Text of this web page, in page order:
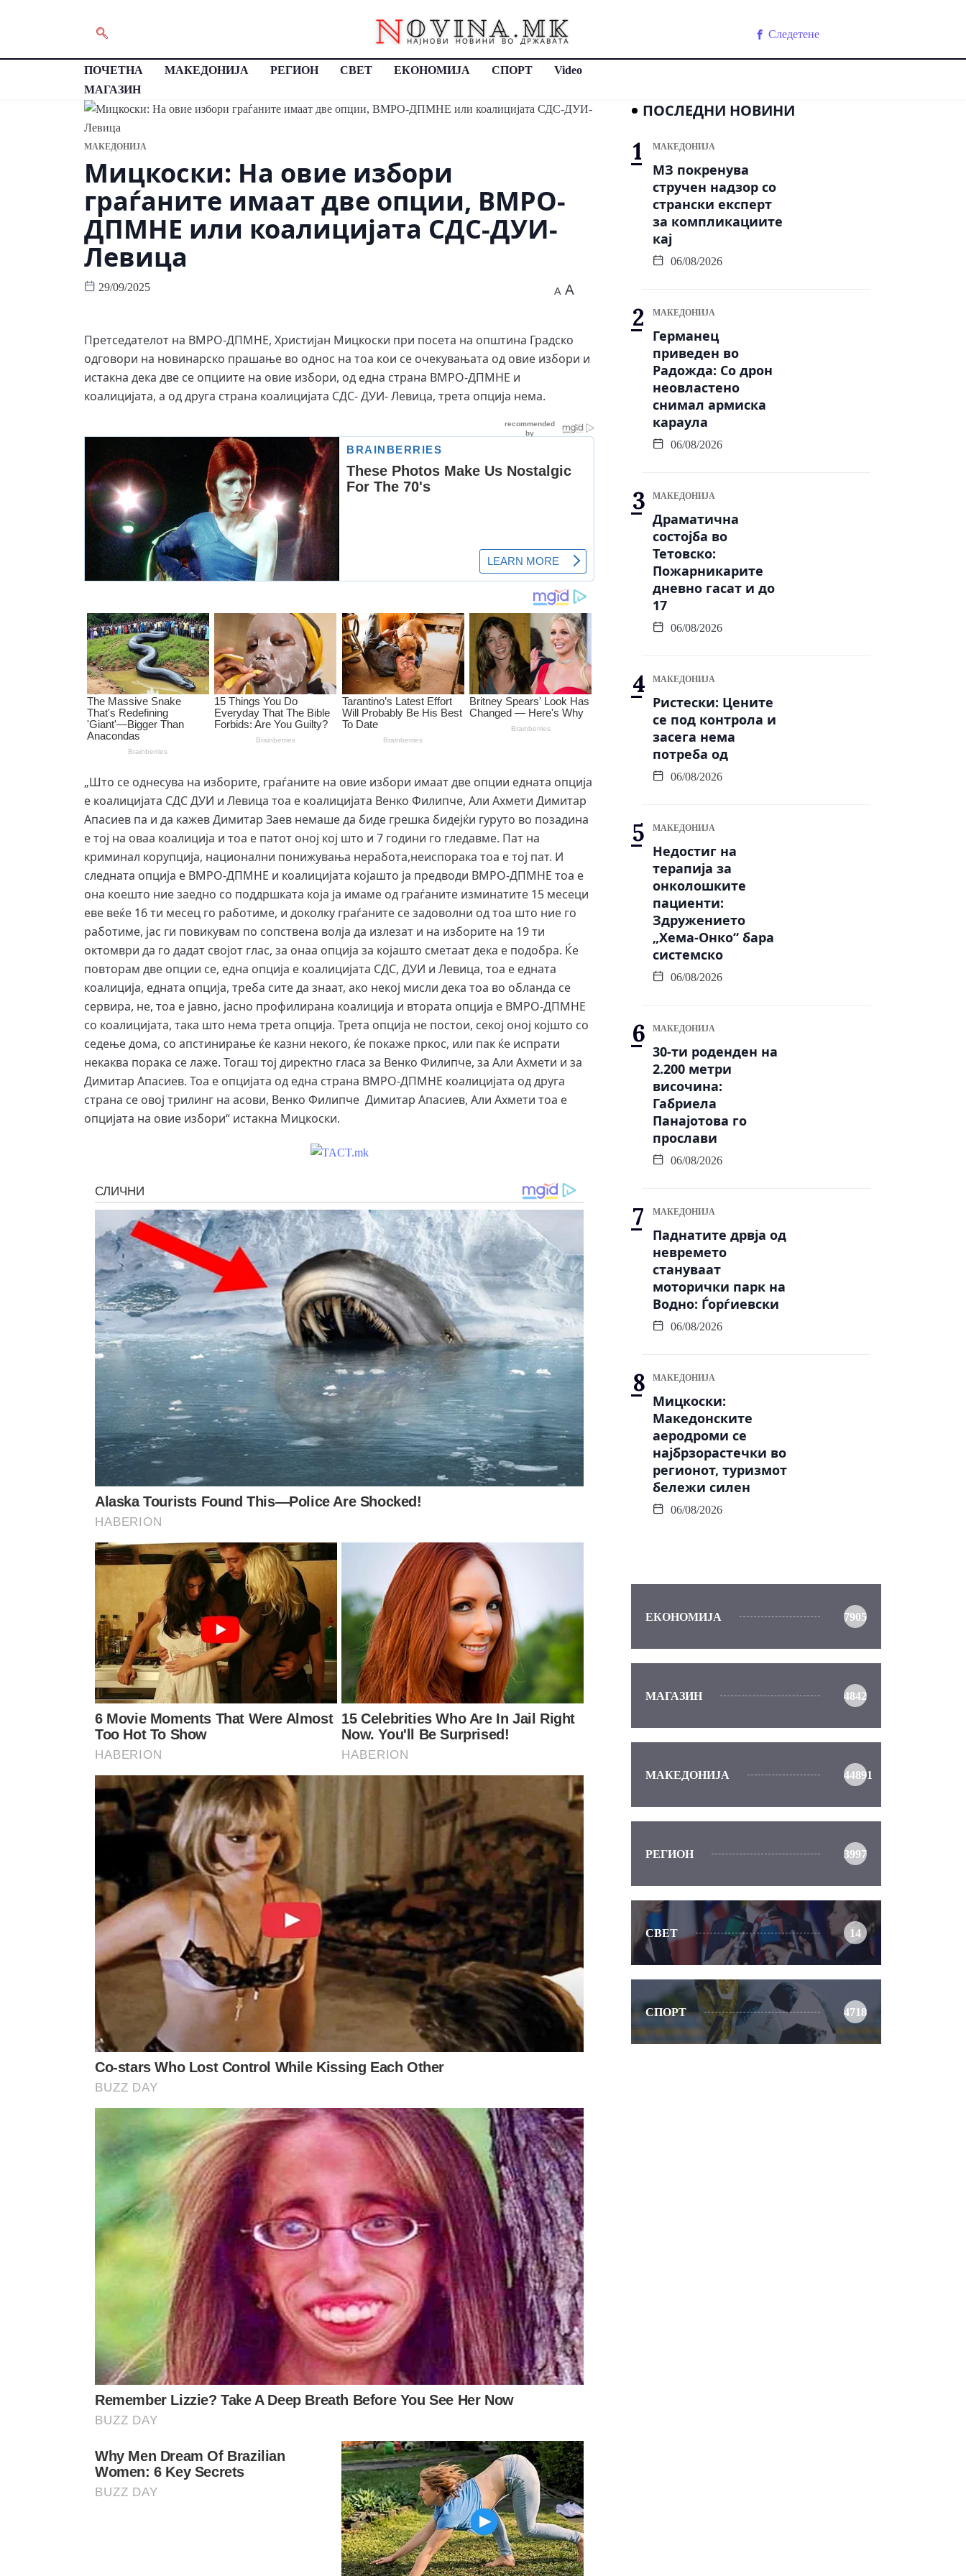
Следетене
ПОЧЕТНА МАКЕДОНИЈА РЕГИОН СВЕТ ЕКОНОМИЈА СПОРТ
Video
МАГАЗИН
МАКЕДОНИЈА
Мицкоски: На овие избори
граѓаните имаат две опции, ВМРО-
ДПМНЕ или коалицијата СДС-ДУИ-
Левица
29/09/2025 A A
Претседателот на ВМРО-ДПМНЕ, Христијан Мицкоски при посета на општина Градско
одговори на новинарско прашање во однос на тоа кои се очекувањата од овие избори и
истакна дека две се опциите на овие избори, од една страна ВМРО-ДПМНЕ и
коалицијата, а од друга страна коалицијата СДС- ДУИ- Левица, трета опција нема.
„Што се однесува на изборите, граѓаните на овие избори имаат две опции едната опција
е коалицијата СДС ДУИ и Левица тоа е коалицијата Венко Филипче, Али Ахмети Димитар
Апасиев па и да кажев Димитар Заев немаше да биде грешка бидејќи гуруто во позадина
е тој на оваа коалиција и тоа е патот оној кој што и 7 години го гледавме. Пат на
криминал корупција, национални понижувања неработа,неиспорака тоа е тој пат. И
следната опција е ВМРО-ДПМНЕ и коалицијата којашто ја предводи ВМРО-ДПМНЕ тоа е
она коешто ние заедно со поддршката која ја имаме од граѓаните изминатите 15 месеци
еве веќе 16 ти месец го работиме, и доколку граѓаните се задоволни од тоа што ние го
работиме, јас ги повикувам по сопствена волја да излезат и на изборите на 19 ти
октомври да го дадат својот глас, за онаа опција за којашто сметаат дека е подобра. Ќе
повторам две опции се, една опција е коалицијата СДС, ДУИ и Левица, тоа е едната
коалиција, едната опција, треба сите да знаат, ако некој мисли дека тоа во обланда се
сервира, не, тоа е јавно, јасно профилирана коалиција и втората опција е ВМРО-ДПМНЕ
со коалицијата, така што нема трета опција. Трета опција не постои, секој оној којшто со
седење дома, со апстинирање ќе казни некого, ќе покаже пркос, или пак ќе испрати
некаква порака се лаже. Тогаш тој директно гласа за Венко Филипче, за Али Ахмети и за
Димитар Апасиев. Тоа е опцијата од една страна ВМРО-ДПМНЕ коалицијата од друга
страна се овој трилинг на асови, Венко Филипче Димитар Апасиев, Али Ахмети тоа е
опцијата на овие избори“ истакна Мицкоски.
ПОСЛЕДНИ НОВИНИ
МАКЕДОНИЈА
МЗ покренува
стручен надзор со
странски експерт
за компликациите
кај
06/08/2026
МАКЕДОНИЈА
Германец
приведен во
Радожда: Со дрон
неовластено
снимал армиска
караула
06/08/2026
МАКЕДОНИЈА
Драматична
состојба во
Тетовско:
Пожарникарите
дневно гасат и до
17
06/08/2026
МАКЕДОНИЈА
Ристески: Цените
се под контрола и
засега нема
потреба од
06/08/2026
МАКЕДОНИЈА
Недостиг на
терапија за
онколошките
пациенти:
Здружението
„Хема-Онко“ бара
системско
06/08/2026
МАКЕДОНИЈА
30-ти роденден на
2.200 метри
височина:
Габриела
Панајотова го
прослави
06/08/2026
МАКЕДОНИЈА
Паднатите дрвја од
невремето
стануваат
моторички парк на
Водно: Ѓорѓиевски
06/08/2026
МАКЕДОНИЈА
Мицкоски:
Македонските
аеродроми се
најбрзорастечки во
регионот, туризмот
бележи силен
06/08/2026
ЕКОНОМИЈА 7905
МАГАЗИН 4842
МАКЕДОНИЈА 44891
РЕГИОН 3997
СВЕТ 14
СПОРТ 4718